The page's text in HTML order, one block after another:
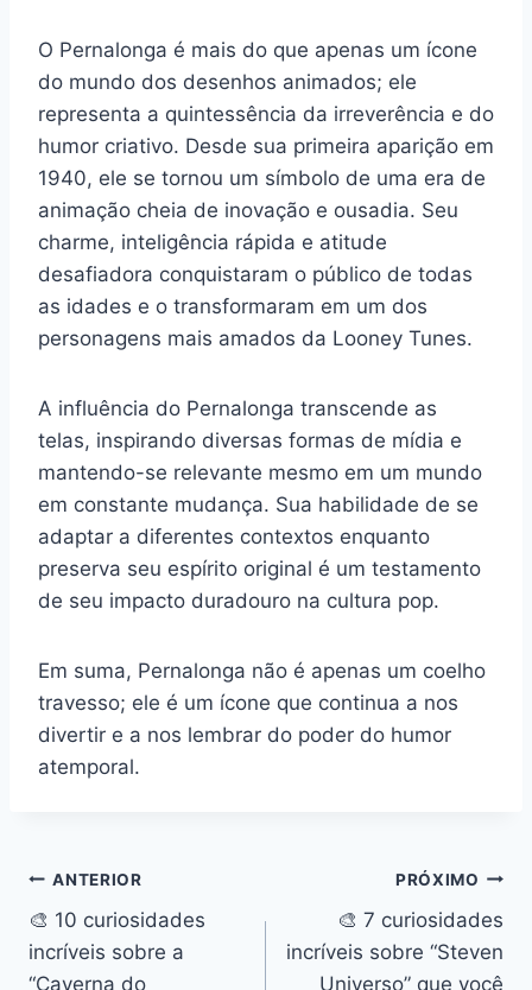
O Pernalonga é mais do que apenas um ícone
do mundo dos desenhos animados; ele
representa a quintessência da irreverência e do
humor criativo. Desde sua primeira aparição em
1940, ele se tornou um símbolo de uma era de
animação cheia de inovação e ousadia. Seu
charme, inteligência rápida e atitude
desafiadora conquistaram o público de todas
as idades e o transformaram em um dos
personagens mais amados da Looney Tunes.
A influência do Pernalonga transcende as
telas, inspirando diversas formas de mídia e
mantendo-se relevante mesmo em um mundo
em constante mudança. Sua habilidade de se
adaptar a diferentes contextos enquanto
preserva seu espírito original é um testamento
de seu impacto duradouro na cultura pop.
Em suma, Pernalonga não é apenas um coelho
travesso; ele é um ícone que continua a nos
divertir e a nos lembrar do poder do humor
atemporal.
Navegação
de
ANTERIOR
🎨 10 curiosidades
incríveis sobre a
“Caverna do
PRÓXIMO
🎨 7 curiosidades
incríveis sobre “Steven
Universo” que você